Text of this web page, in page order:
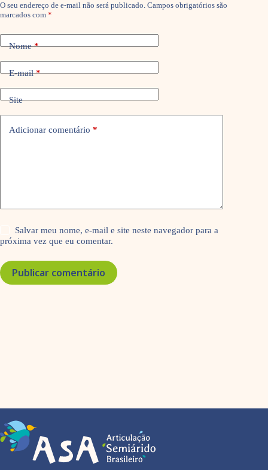
O seu endereço de e-mail não será publicado. Campos obrigatórios são
marcados com *
Nome*
E-mail*
Site
Adicionar comentário *
Salvar meu nome, e-mail e site neste navegador para a
próxima vez que eu comentar.
Publicar comentário